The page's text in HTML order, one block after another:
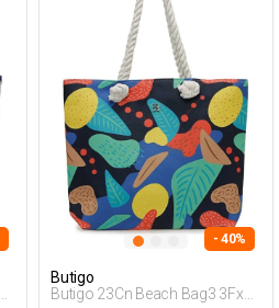
- 40%
Butigo
Butigo 23Cn Beach Bag3 3Fx